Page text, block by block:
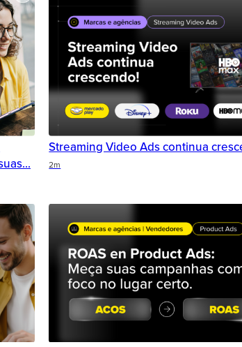
Streaming Video Ads continua
2m